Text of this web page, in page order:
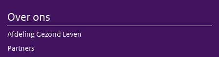
Over ons
Afdeling Gezond Leven
Partners